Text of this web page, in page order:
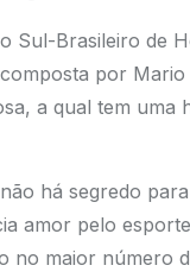
Sul-Brasileiro de
por
a qual tem uma
há segredo
amor pelo
no maior número